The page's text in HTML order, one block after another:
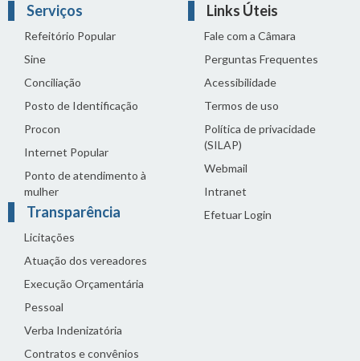
Serviços
Refeitório Popular
Sine
Conciliação
Posto de Identificação
Procon
Internet Popular
Ponto de atendimento à
mulher
Transparência
Licitações
Atuação dos vereadores
Execução Orçamentária
Pessoal
Verba Indenizatória
Contratos e convênios
Links Úteis
Fale com a Câmara
Perguntas Frequentes
Acessibilidade
Termos de uso
Política de privacidade
(SILAP)
Webmail
Intranet
Efetuar Login